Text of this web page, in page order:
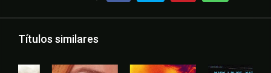
Títulos similares